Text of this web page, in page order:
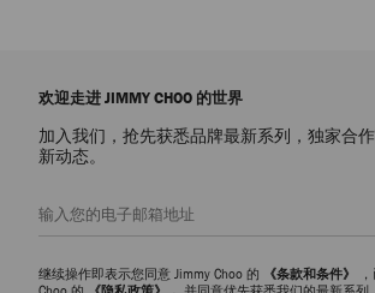
作品焕然一新。 这些单品散发永恒魅力，已成为
典杰作。
欢迎走进 JIMMY CHOO 的世界
加入我们，抢先获悉品牌最新系列，独家合
新动态。
继续操作即表示您同意 Jimmy Choo 的 《条款和条件》